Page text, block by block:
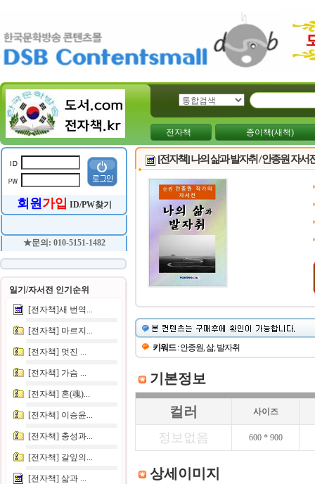
전자책 종이책(새책)
회원가입 ID/PW찾기
★문의: 010-5151-1482
일기/자서전 인기순위
[전자책]새 번역...
[전자책] 마르지...
[전자책] 멋진 ...
[전자책] 가슴 ...
[전자책] 혼(魂)...
[전자책] 이승윤...
[전자책] 충성과...
[전자책] 갈잎의...
[전자책] 삶과 ...
[전자책] 나의 삶과 발자취 / 안종원 자서
키워드: 안종원, 삶, 발자취
기본정보
컬러 사이즈
정보없음 600 * 900
상세이미지